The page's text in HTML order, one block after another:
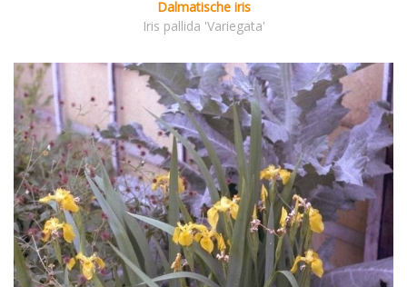
Dalmatische iris
Iris pallida 'Variegata'